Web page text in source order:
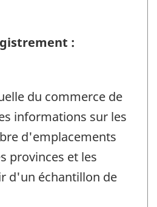
:
du commerce de
informations sur les
d'emplacements
provinces et les
d'un échantillon de